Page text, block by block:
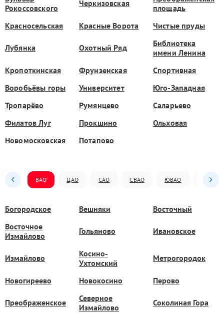
Рокоссовского
Черкизовская
площадь
Красносельская
Красные Ворота Чистые пруды
Лубянка Охотный Ряд
Библиотека
имени Ленина
Кропоткинская
Фрунзенская
Спортивная
Воробьёвы горы
Университет
Юго-Западная
Тропарёво
Румянцево
Саларьево
Филатов Луг
Прокшино
Ольховая
Новомосковская
Потапово
ВАО ЦАО САО СВАО ЮВАО ЮАО
Богородское Вешняки
Восточный
Восточное
Измайлово
Гольяново Ивановское
Измайлово
Косино-
Ухтомский
Метрогородок
Новогиреево Новокосино Перово
Преображенское
Северное
Измайлово
Соколиная Гора